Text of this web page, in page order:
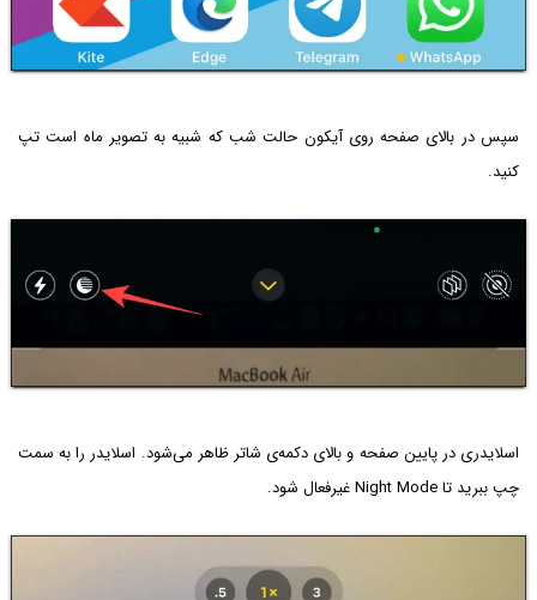
سپس در بالای صفحه روی آیکون حالت شب که شبیه به تصویر ماه است تپ
کنید.
اسلایدری در پایین صفحه و بالای دکمه‌ی شاتر ظاهر می‌شود. اسلایدر را به سمت
چپ ببرید تا Night Mode غیرفعال شود.